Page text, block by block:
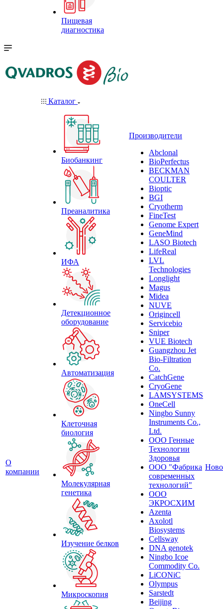
Пищевая
диагностика
О
компании
Каталог
Биобанкинг
Преаналитика
ИФА
Детекционное
оборудование
Автоматизация
Клеточная
биология
Молекулярная
генетика
Изучение белков
Микроскопия
Производители
Abclonal
BioPerfectus
BECKMAN
COULTER
Bioptic
BGI
Cryotherm
FineTest
Genome Expert
GeneMind
LASO Biotech
LifeReal
LVL
Technologies
Longlight
Magus
Midea
NUVE
Origincell
Servicebio
Sniper
VUE Biotech
Guangzhou Jet
Bio-Filtration
Co.
CatchGene
CryoGene
LAMSYSTEMS
OneCell
Ningbo Sunny
Instruments Co.,
Ltd.
ООО Генные
Технологии
Здоровья
ООО "Фабрика
современных
технологий"
ООО
ЭКРОСХИМ
Azenta
Axolotl
Biosystems
Cellsway
DNA genotek
Ningbo Icoe
Commodity Co.
LiCONiC
Olympus
Sarstedt
Beijing